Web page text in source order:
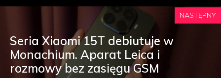
NASTĘPNY
Seria Xiaomi 15T debiutuje w
Monachium. Aparat Leica i
rozmowy bez zasięgu GSM